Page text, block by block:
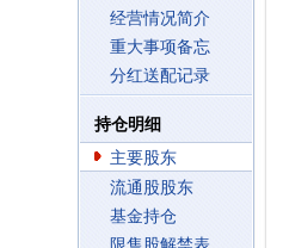
经营情况简介
重大事项备忘
分红送配记录
持仓明细
主要股东
流通股股东
基金持仓